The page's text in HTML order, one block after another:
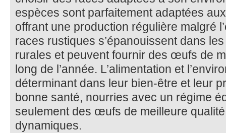
espèces sont parfaitement adaptées
offrant une production régulière malgré
races rustiques s’épanouissent dans
rurales et peuvent fournir des œufs de
long de l’année. L’alimentation et
déterminant dans leur bien-être et leur
bonne santé, nourries avec un régime
seulement des œufs de meilleure
dynamiques.